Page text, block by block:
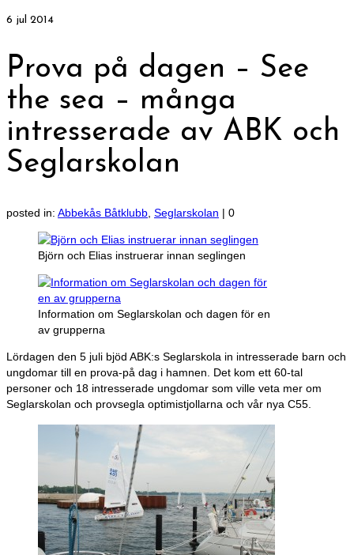
6 jul 2014
Prova på dagen – See
the sea – många
intresserade av ABK och
Seglarskolan
posted in: Abbekås Båtklubb Seglarskolan | 0
Björn och Elias instruerar innan seglingen
Information om Seglarskolan och dagen för en
av grupperna
Lördagen den 5 juli bjöd ABK:s Seglarskola in intresserade barn och
ungdomar till en prova-på dag i hamnen. Det kom ett 60-tal
personer och 18 intresserade ungdomar som ville veta mer om
Seglarskolan och provsegla optimistjollarna och vår nya C55.